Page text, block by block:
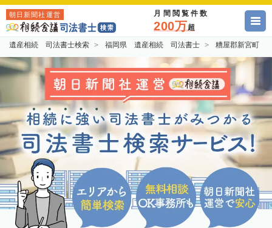
朝日新聞社運営 月間閲覧件数
200万超
遺産相続 司法書士検索 福岡県 遺産相続 司法書士 糟屋郡新宮町